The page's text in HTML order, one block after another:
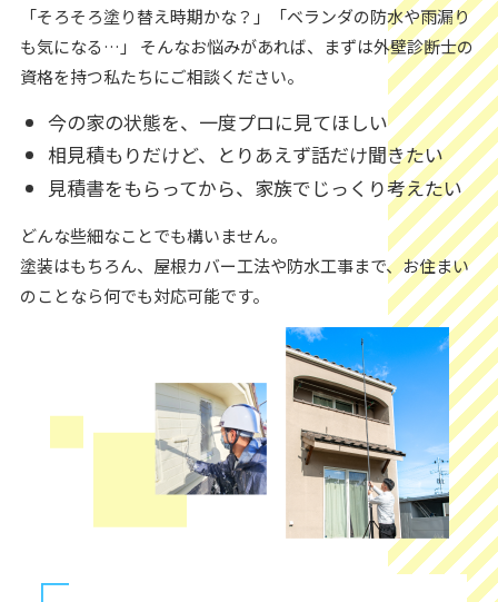
「そろそろ塗り替え時期かな？」「ベランダの防水や雨漏り
も気になる…」 そんなお悩みがあれば、まずは外壁診断士の
資格を持つ私たちにご相談ください。
今の家の状態を、一度プロに見てほしい
相見積もりだけど、とりあえず話だけ聞きたい
見積書をもらってから、家族でじっくり考えたい
どんな些細なことでも構いません。
塗装はもちろん、屋根カバー工法や防水工事まで、お住まい
のことなら何でも対応可能です。